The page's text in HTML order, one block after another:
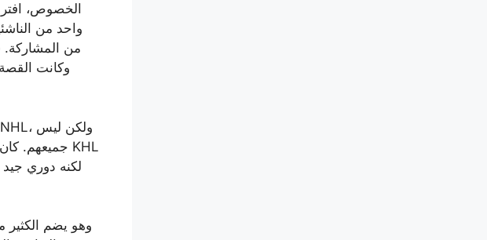
الخصوص،
واحد من